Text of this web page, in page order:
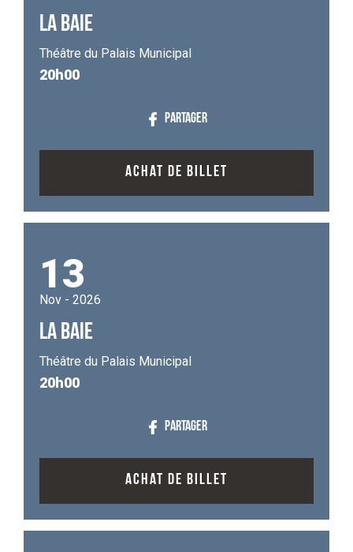
LA BAIE
Théâtre du Palais Municipal
20h00
PARTAGER
ACHAT DE BILLET
13
Nov - 2026
LA BAIE
Théâtre du Palais Municipal
20h00
PARTAGER
ACHAT DE BILLET